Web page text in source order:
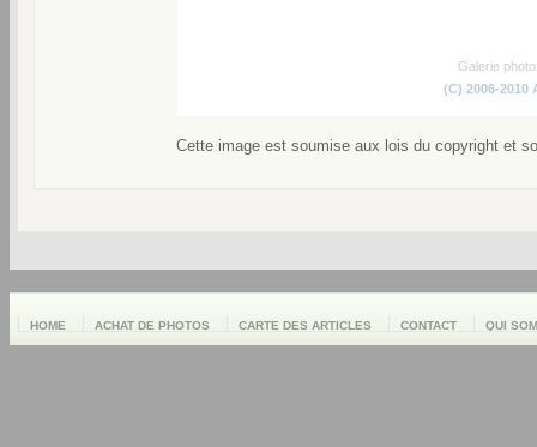
Galerie
(C) 2006-2010
Cette image est soumise aux lois du copyright et
HOME ACHAT DE PHOTOS CARTE DES ARTICLES CONTACT QUI